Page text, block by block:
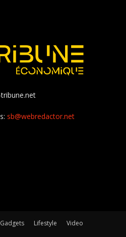
sb@webredactor.net
Gadgets Lifestyle Video